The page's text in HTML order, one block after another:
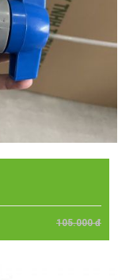
105.000 đ